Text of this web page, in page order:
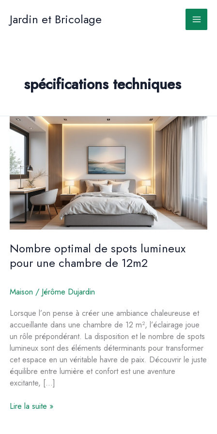
contenu
Jardin et Bricolage
spécifications techniques
Nombre optimal de spots lumineux
pour une chambre de 12m2
Maison / Jérôme Dujardin
Lorsque l’on pense à créer une ambiance chaleureuse et
accueillante dans une chambre de 12 m², l’éclairage joue
un rôle prépondérant. La disposition et le nombre de spots
lumineux sont des éléments déterminants pour transformer
cet espace en un véritable havre de paix. Découvrir le juste
équilibre entre lumière et confort est une aventure
excitante, […]
Nombre
Lire la suite »